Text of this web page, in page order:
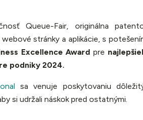
Queue-Fair, originálna
stránky a aplikácie, s
Excellence Award pre
podniky 2024.
sa venuje poskytovaniu
si udržali náskok pred ostatnými.